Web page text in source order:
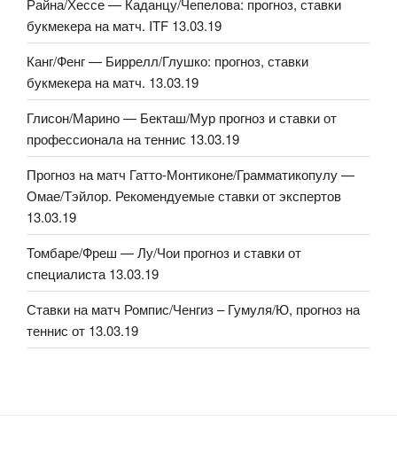
Райна/Хессе — Каданцу/Чепелова: прогноз, ставки
букмекера на матч. ITF 13.03.19
Канг/Фенг — Биррелл/Глушко: прогноз, ставки
букмекера на матч. 13.03.19
Глисон/Марино — Бекташ/Мур прогноз и ставки от
профессионала на теннис 13.03.19
Прогноз на матч Гатто-Монтиконе/Грамматикопулу —
Омае/Тэйлор. Рекомендуемые ставки от экспертов
13.03.19
Томбаре/Фреш — Лу/Чои прогноз и ставки от
специалиста 13.03.19
Ставки на матч Ромпис/Ченгиз – Гумуля/Ю, прогноз на
теннис от 13.03.19